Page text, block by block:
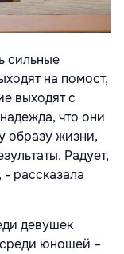
сильные
на помост,
выходят с
что они
образу жизни,
Радует,
рассказала
девушек
юношей –